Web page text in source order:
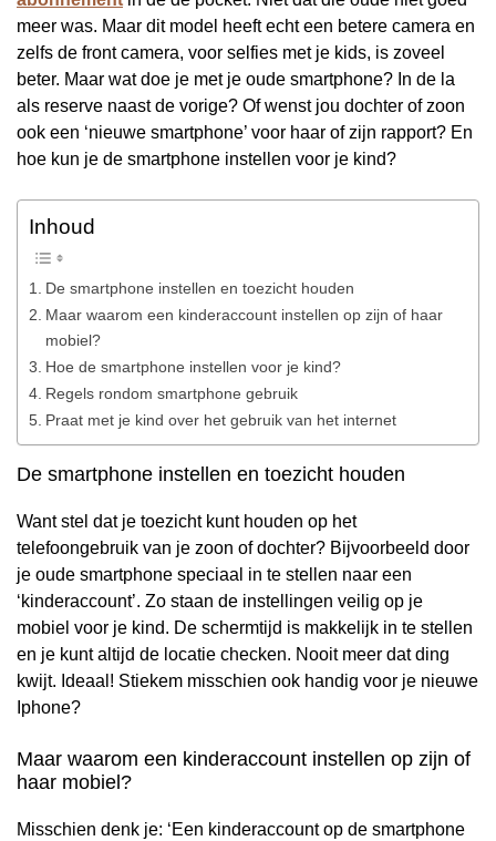
meer was. Maar dit model heeft echt een betere camera en
zelfs de front camera, voor selfies met je kids, is zoveel
beter. Maar wat doe je met je oude smartphone? In de la
als reserve naast de vorige? Of wenst jou dochter of zoon
ook een ‘nieuwe smartphone’ voor haar of zijn rapport? En
hoe kun je de smartphone instellen voor je kind?
Inhoud
De smartphone instellen en toezicht houden
Maar waarom een kinderaccount instellen op zijn of haar
mobiel?
Hoe de smartphone instellen voor je kind?
Regels rondom smartphone gebruik
Praat met je kind over het gebruik van het internet
De smartphone instellen en toezicht houden
Want stel dat je toezicht kunt houden op het
telefoongebruik van je zoon of dochter? Bijvoorbeeld door
je oude smartphone speciaal in te stellen naar een
‘kinderaccount’. Zo staan de instellingen veilig op je
mobiel voor je kind. De schermtijd is makkelijk in te stellen
en je kunt altijd de locatie checken. Nooit meer dat ding
kwijt. Ideaal! Stiekem misschien ook handig voor je nieuwe
Iphone?
Maar waarom een kinderaccount instellen op zijn of
haar mobiel?
Misschien denk je: ‘Een kinderaccount op de smartphone